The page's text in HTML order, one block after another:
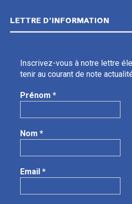
LETTRE D’INFORMATION
Inscrivez-vous à notre lettre
tenir au courant de note
Prénom *
Nom *
Email *